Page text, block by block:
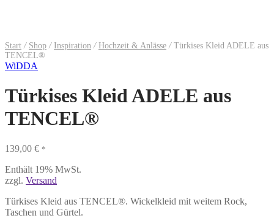
Start / Shop / Inspiration / Hochzeit & Anlässe /Türkises Kleid ADELE aus
TENCEL®
WiDDA
Türkises Kleid ADELE aus
TENCEL®
139,00 € *
Enthält 19% MwSt.
zzgl. Versand
Türkises Kleid aus TENCEL®. Wickelkleid mit weitem Rock,
Taschen und Gürtel.